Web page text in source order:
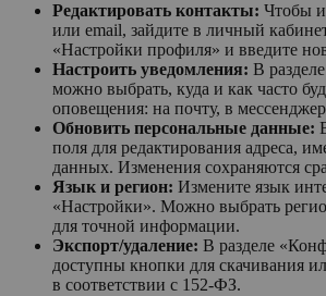
Редактировать контакты: Чтобы
или email, зайдите в личный
«Настройки профиля» и введите
Настроить уведомления: В
можно выбрать, куда и как часто
оповещения: на почту, в
Обновить персональные данные:
поля для редактирования адреса,
данных. Изменения сохраняются
Язык и регион: Измените язык
«Настройки». Можно выбрать
для точной информации.
Экспорт/удаление: В разделе
доступны кнопки для скачивания
в соответствии с 152-ФЗ.